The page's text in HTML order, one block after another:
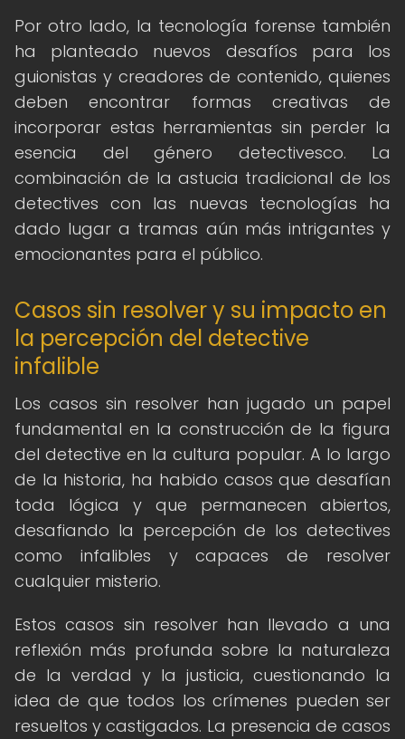
Por otro lado, la tecnología forense también
ha planteado nuevos desafíos para los
guionistas y creadores de contenido, quienes
deben encontrar formas creativas de
incorporar estas herramientas sin perder la
esencia del género detectivesco. La
combinación de la astucia tradicional de los
detectives con las nuevas tecnologías ha
dado lugar a tramas aún más intrigantes y
emocionantes para el público.
Casos sin resolver y su impacto en
la percepción del detective
infalible
Los casos sin resolver han jugado un papel
fundamental en la construcción de la figura
del detective en la cultura popular. A lo largo
de la historia, ha habido casos que desafían
toda lógica y que permanecen abiertos,
desafiando la percepción de los detectives
como infalibles y capaces de resolver
cualquier misterio.
Estos casos sin resolver han llevado a una
reflexión más profunda sobre la naturaleza
de la verdad y la justicia, cuestionando la
idea de que todos los crímenes pueden ser
resueltos y castigados. La presencia de casos